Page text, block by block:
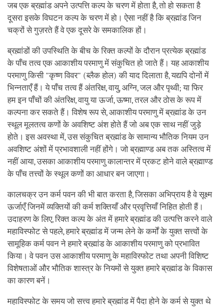
जब एक ब्रह्मांड अपने उत्पत्ति कल्प के चरण में होता है, तो हो सकता है
दूसरा इसके विघटन कल्प के चरण में हो। ऐसा नहीं है कि ब्रह्मांड जिन
चक्रों से गुज़रते हैं वे एक दूसरे के समकालिक हों।
ब्रह्मांडों की उपस्थिति के बीच के रिक्त कल्पों के दौरान प्रत्येक ब्रह्मांड
के पाँच तत्व एक आकाशीय परमाणु में संकुचित हो जाते हैं। यह आकाशीय
परमाणु किसी "कृष्ण विवर" (ब्लैक होल) की याद दिलाता है, यद्यपि दोनों में
भिन्नताएँ हैं। ये पाँच तत्व हैं अंतरिक्ष, वायु, अग्नि, जल और पृथ्वी; या फिर
हम इन पाँचों की अंतरिक्ष, वायु या ऊर्जा, ऊष्मा, तरल और ठोस के रूप में
कल्पना कर सकते हैं। विशेष रूप से, आकाशीय परमाणु में ब्रह्मांड के उन
स्थूल मूलतत्व कणों के अवशिष्ट अंश होते हैं जो अब एक साथ नहीं जुड़े
होते। इस अवस्था में, उस संकुचित ब्रह्मांड के सामान्य भौतिक नियम उन
अवशिष्ट अंशों में प्रभावशाली नहीं होंगे। जो ब्रह्माण्ड अब तक अस्तित्व में
नहीं आया, उसका आकाशीय परमाणु कालान्तर में प्रकट होने वाले ब्रह्माण्ड
के पाँच तत्त्वों के स्थूल कणों का आधार बन जाएगा।
कालचक्र उन कर्म पवन की भी बात करता है, जिसका अभिप्राय है वे सूक्ष्म
ऊर्जाएँ जिनमें व्यक्तियों की कर्म शक्तियाँ और प्रवृत्तियाँ निहित होती हैं।
उदाहरण के लिए, रिक्त कल्प के अंत में हमारे ब्रह्मांड की उत्पत्ति करने वाले
महाविस्फोट से पहले, हमारे ब्रह्मांड में जन्म लेने के कर्मों के युक्त सत्त्वों के
सामूहिक कर्म पवन ने हमारे ब्रह्मांड के आकाशीय परमाणु को प्रभावित
किया। वे पवन उस आकाशीय परमाणु के महाविस्फोट तथा अपनी विशिष्ट
विशेषताओं और भौतिक शास्त्र के नियमों से युक्त हमारे ब्रह्मांड के विकास
का कारण बनें।
महाविस्फोट के समय जो सत्त्व हमारे ब्रह्मांड में पैदा होने के कर्म से युक्त थे